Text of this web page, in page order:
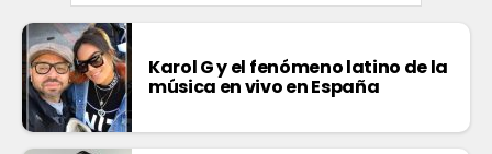
Karol G y el fenómeno latino de la
música en vivo en España